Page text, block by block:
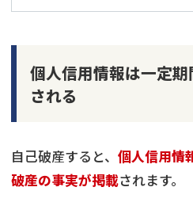
個人信用情報は一定
される
自己破産すると、 個人信用情
破産の事実が掲載されます。